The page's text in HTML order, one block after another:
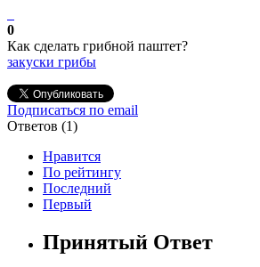
0
Как сделать грибной паштет?
закуски грибы
Подписаться по email
Ответов (1)
Нравится
По рейтингу
Последний
Первый
Принятый Ответ